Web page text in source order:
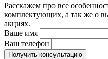
Расскажем про все
комплектующих, а так же о
акциях.
Ваше имя
Ваш телефон
Получить консультацию